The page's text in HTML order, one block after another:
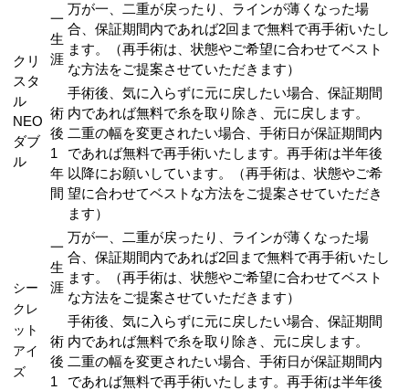
クリ
スタ
ル
NEO
ダブ
ル
一
生
涯
万が一、二重が戻ったり、ラインが薄くなった場
合、保証期間内であれば2回まで無料で再手術いたし
ます。（再手術は、状態やご希望に合わせてベスト
な方法をご提案させていただきます）
術
後
1
年
間
手術後、気に入らずに元に戻したい場合、保証期間
内であれば無料で糸を取り除き、元に戻します。
二重の幅を変更されたい場合、手術日が保証期間内
であれば無料で再手術いたします。再手術は半年後
以降にお願いしています。（再手術は、状態やご希
望に合わせてベストな方法をご提案させていただき
ます）
シー
クレ
ット
アイ
ズ
一
生
涯
万が一、二重が戻ったり、ラインが薄くなった場
合、保証期間内であれば2回まで無料で再手術いたし
ます。（再手術は、状態やご希望に合わせてベスト
な方法をご提案させていただきます）
術
後
1
手術後、気に入らずに元に戻したい場合、保証期間
内であれば無料で糸を取り除き、元に戻します。
二重の幅を変更されたい場合、手術日が保証期間内
であれば無料で再手術いたします。再手術は半年後